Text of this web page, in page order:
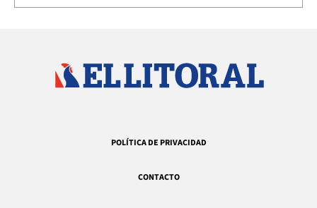
POLÍTICA DE PRIVACIDAD
CONTACTO